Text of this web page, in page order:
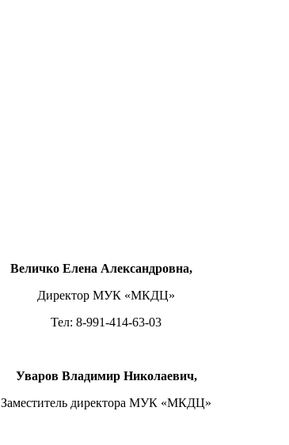
Величко Елена Александровна,
Директор МУК «МКДЦ»
Тел: 8-991-414-63-03
Уваров Владимир Николаевич,
Заместитель директора МУК «МКДЦ»